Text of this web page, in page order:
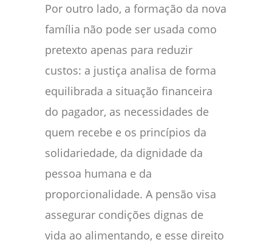
Por outro lado, a formação da nova
família não pode ser usada como
pretexto apenas para reduzir
custos: a justiça analisa de forma
equilibrada a situação financeira
do pagador, as necessidades de
quem recebe e os princípios da
solidariedade, da dignidade da
pessoa humana e da
proporcionalidade. A pensão visa
assegurar condições dignas de
vida ao alimentando, e esse direito